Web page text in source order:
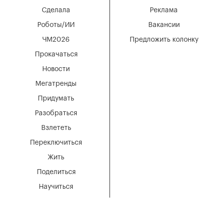
Мегатренды
Придумать
Разобраться
Взлететь
Новости
Переключиться
Жить
Поделиться
Научиться
Сделала
Роботы/ИИ
ЧМ2026
Прокачаться
Вакансии
Реклама
Предложить колонку